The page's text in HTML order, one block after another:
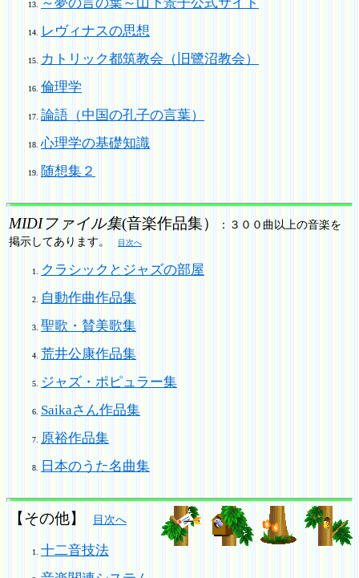
レヴィナスの思想
カトリック都筑教会（旧鷺沼教会）
倫理学
論語（中国の孔子の言葉）
心理学の基礎知識
随想集２
MIDIファイル集(音楽作品集）
：３００曲以上の音楽を
掲示してあります。
目次へ
クラシックとジャズの部屋
自動作曲作品集
聖歌・賛美歌集
荒井公康作品集
ジャズ・ポピュラー集
Saikaさん作品集
原裕作品集
日本のうた名曲集
【その他】 目次へ
十二音技法